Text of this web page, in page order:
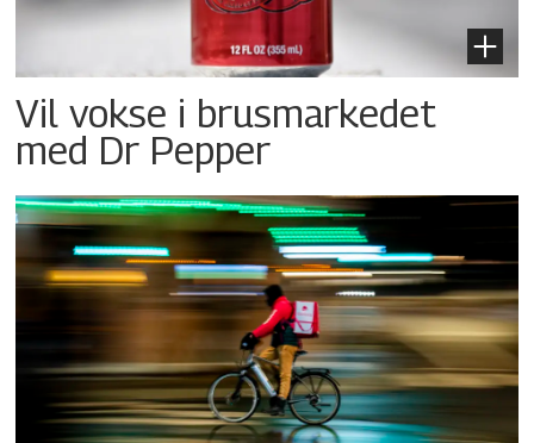
Vil vokse i brusmarkedet
med Dr Pepper